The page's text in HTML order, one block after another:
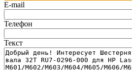
E-mail
Телефон
Текст